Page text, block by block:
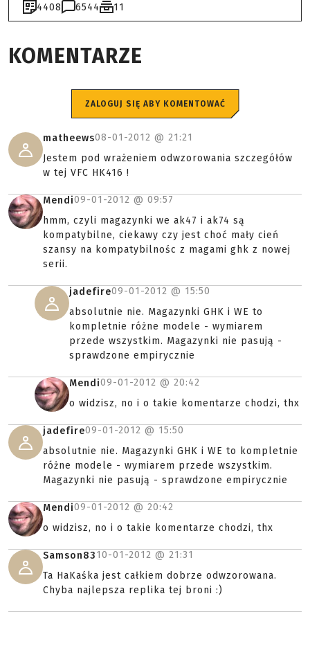
4408 6544 11
KOMENTARZE
ZALOGUJ SIĘ ABY KOMENTOWAĆ
matheews08-01-2012 @ 21:21
Jestem pod wrażeniem odwzorowania szczegółów
w tej VFC HK416 !
Mendi09-01-2012 @ 09:57
hmm, czyli magazynki we ak47 i ak74 są
kompatybilne, ciekawy czy jest choć mały cień
szansy na kompatybilnośc z magami ghk z nowej
serii.
jadefire09-01-2012 @ 15:50
absolutnie nie. Magazynki GHK i WE to
kompletnie różne modele - wymiarem
przede wszystkim. Magazynki nie pasują -
sprawdzone empirycznie
Mendi09-01-2012 @ 20:42
o widzisz, no i o takie komentarze chodzi, thx
jadefire09-01-2012 @ 15:50
absolutnie nie. Magazynki GHK i WE to kompletnie
różne modele - wymiarem przede wszystkim.
Magazynki nie pasują - sprawdzone empirycznie
Mendi09-01-2012 @ 20:42
o widzisz, no i o takie komentarze chodzi, thx
Samson8310-01-2012 @ 21:31
Ta HaKaśka jest całkiem dobrze odwzorowana.
Chyba najlepsza replika tej broni :)